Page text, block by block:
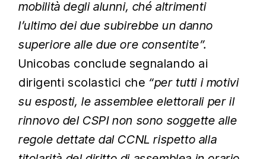
mobilità degli alunni, ché altrimenti
l’ultimo dei due subirebbe un danno
superiore alle due ore consentite”.
Unicobas conclude segnalando ai
dirigenti scolastici che “per tutti i motivi
su esposti, le assemblee elettorali per il
rinnovo del CSPI non sono soggette alle
regole dettate dal CCNL rispetto alla